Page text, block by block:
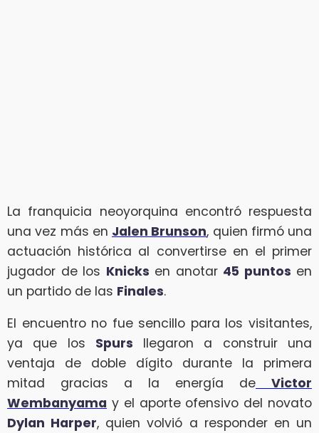
La franquicia neoyorquina encontró respuesta
una vez más en Jalen Brunson, quien firmó una
actuación histórica al convertirse en el primer
jugador de los Knicks en anotar 45 puntos en
un partido de las Finales.
El encuentro no fue sencillo para los visitantes,
ya que los Spurs llegaron a construir una
ventaja de doble dígito durante la primera
mitad gracias a la energía de
Victor
Wembanyama y el aporte ofensivo del novato
Dylan Harper, quien volvió a responder en un